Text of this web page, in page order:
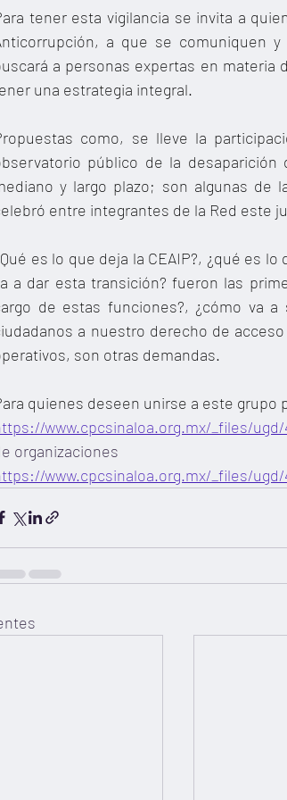
tener esta vigilancia se invita a
a que se comuniquen
a personas expertas en materia
una estrategia integral.
como, se lleve la
público de la
y largo plazo; son algunas de
entre integrantes de la Red este
es lo que deja la CEAIP?, ¿qué es
a dar esta transición? fueron las
de estas funciones?, ¿cómo va
a nuestro derecho de
son otras demandas.
quienes deseen unirse a este
www.cpcsinaloa.org.mx/_files/ugd/
organizaciones
www.cpcsinaloa.org.mx/_files/ugd/